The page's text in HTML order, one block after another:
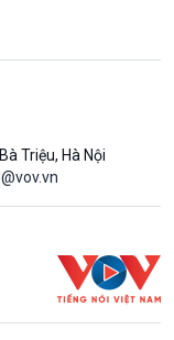
Triệu, Hà Nội